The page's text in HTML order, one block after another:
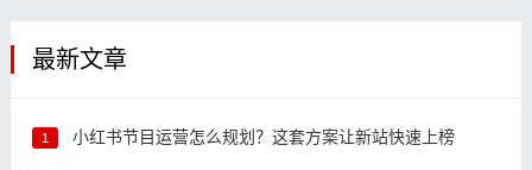
最新文章
1 小红书节目运营怎么规划？这套方案让新站快速上榜